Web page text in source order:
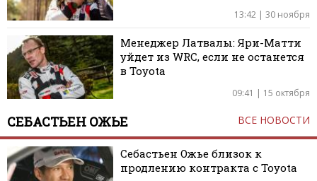
13:42 | 30 ноября
Менеджер Латвалы: Яри-Матти
уйдет из WRC, если не останется
в Toyota
09:41 | 15 октября
СЕБАСТЬЕН ОЖЬЕ ВСЕ НОВОСТИ
Себастьен Ожье близок к
продлению контракта с Toyota